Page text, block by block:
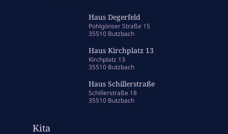
Haus Degerfeld
Pohlgönser Straße 15
35510 Butzbach
Haus Kirchplatz 13
Kirchplatz 13
35510 Butzbach
Haus Schillerstraße
Schillerstraße 18
35510 Butzbach
Kita